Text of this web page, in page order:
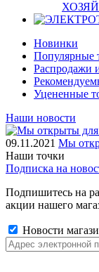
Новинки
Популярные
Распродажи
Уцененные
Наши новости
09.11.2021 Мы
Наши точки
Подписка на
Подпишитесь на
акции нашего
Новости